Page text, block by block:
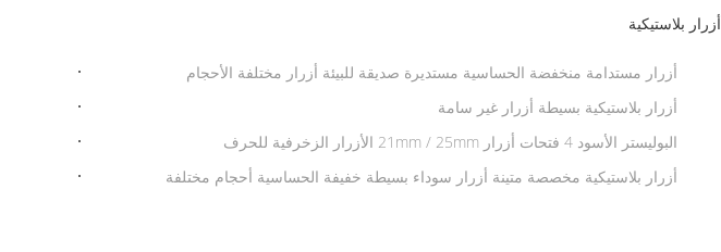
أزرار بلاستيكية
أزرار مستدامة منخفضة الحساسية مستديرة صديقة للبيئة أزرار مختلفة الأحجام
أزرار بلاستيكية بسيطة أزرار غير سامة
البوليستر الأسود 4 فتحات أزرار 21mm / 25mm الأزرار الزخرفية للحرف
أزرار بلاستيكية مخصصة متينة أزرار سوداء بسيطة خفيفة الحساسية أحجام مختلفة